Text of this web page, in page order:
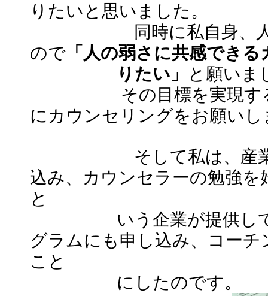
りたいと思いました。
同時に私自身、人間
ので 「人の弱さに共感でき
りたい」
と願いま
その目標を実現するた
にカウンセリングをお願い
そして私は、産業カ
込み、カウンセラーの勉強
と
いう企業が提供してい
グラムにも申し込み、コー
こと
にしたのです。